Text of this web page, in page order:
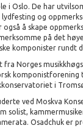
i Oslo. De har
og
også å skape
på det
komponister rundt
fra Norges
i
ved Moskva
solist,
Osadchuk er